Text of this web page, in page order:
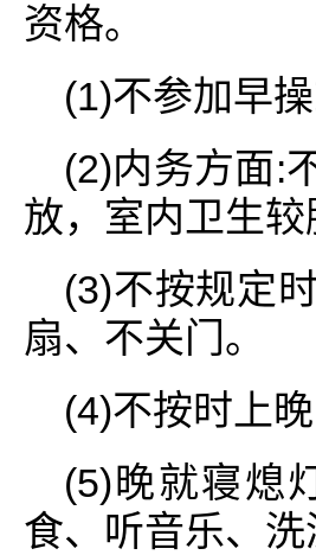
资格。
(1)不参加早
(2)内务方面:
放，室内卫生较
(3)不按规定
扇、不关门。
(4)不按时上
(5)晚就寝熄
食、听音乐、